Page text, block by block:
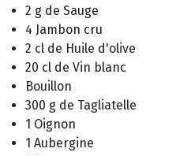
2 g de Sauge
4 Jambon cru
2 cl de Huile d'olive
20 cl de Vin blanc
Bouillon
300 g de Tagliatelle
1 Oignon
1 Aubergine